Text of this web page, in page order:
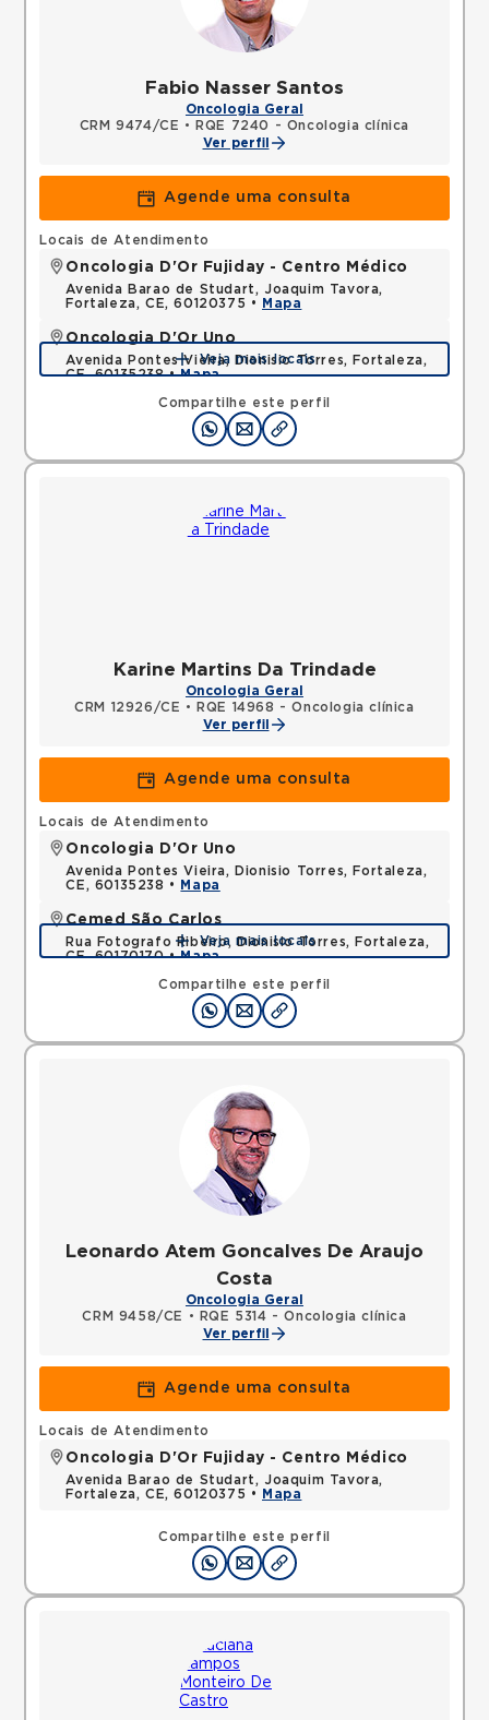
Fabio Nasser Santos
Oncologia Geral
CRM 9474/CE •
RQE 7240 - Oncologia clínica
Ver perfil
Agende uma consulta
Compartilhe este perfil
Locais de Atendimento
Oncologia D'Or Fujiday - Centro Médico
Avenida Barao de Studart, Joaquim Tavora,
Fortaleza, CE, 60120375 •
Mapa
Oncologia D'Or Uno
Avenida Pontes Vieira, Dionisio Torres, Fortaleza,
CE, 60135238 •Mapa
Veja mais locais
Karine Martins Da Trindade
Oncologia Geral
CRM 12926/CE •
RQE 14968 - Oncologia clínica
Ver perfil
Agende uma consulta
Compartilhe este perfil
Locais de Atendimento
Oncologia D'Or Uno
Avenida Pontes Vieira, Dionisio Torres, Fortaleza,
CE, 60135238 •
Mapa
Cemed São Carlos
Rua Fotografo Ribeiro, Dionisio Torres, Fortaleza,
CE, 60170170 •Mapa
Veja mais locais
Leonardo Atem Goncalves De Araujo
Costa
Oncologia Geral
CRM 9458/CE
•
RQE 5314 - Oncologia clínica
Ver perfil
Agende uma consulta
Compartilhe este perfil
Locais de Atendimento
Oncologia D'Or Fujiday - Centro Médico
Avenida Barao de Studart, Joaquim Tavora,
Fortaleza, CE, 60120375 •
Mapa